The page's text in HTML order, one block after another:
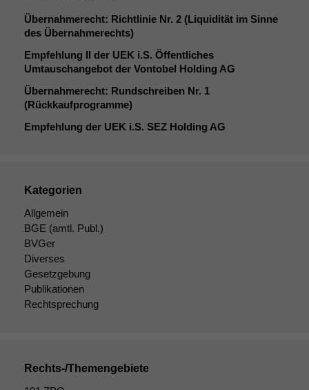
Übernahmerecht: Richtlinie Nr. 2 (Liquidität im Sinne
des Übernahmerechts)
Empfehlung II der UEK i.S. Öffentliches
Umtauschangebot der Vontobel Holding AG
Übernahmerecht: Rundschreiben Nr. 1
(Rückkaufprogramme)
Empfehlung der UEK i.S. SEZ Holding AG
Kategorien
Allgemein
BGE (amtl. Publ.)
BVGer
Diverses
Gesetzgebung
Publikationen
Rechtsprechung
Rechts-/Themengebiete